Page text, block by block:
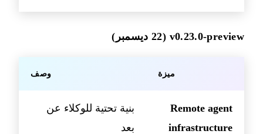
v0.23.0-preview (22 ديسمبر)
ميزة وصف
Remote agent
infrastructure
بنية تحتية للوكلاء عن
بعد